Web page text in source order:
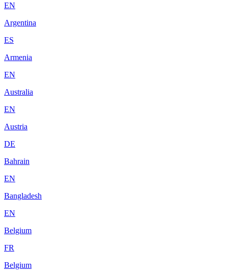
EN
Argentina
ES
Armenia
EN
Australia
EN
Austria
DE
Bahrain
EN
Bangladesh
EN
Belgium
FR
Belgium